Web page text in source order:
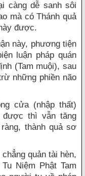
càng dễ sanh sôi
mà có Thánh quả
được.
này, phương tiện
luận pháp quán
(Tam muội), sau
những phiền não
cửa (nhập thất)
được thì vẫn tăng
thành quả sơ
quản tài hèn,
Niệm Phật Tam